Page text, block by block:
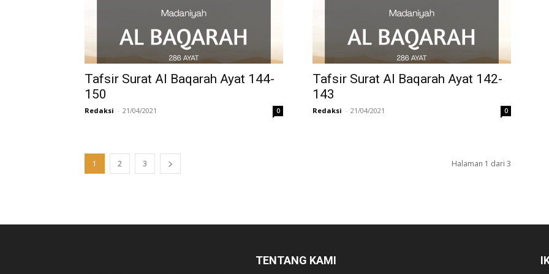
Tafsir Surat Al Baqarah Ayat 144-
150
Redaksi - 21/04/2021 0
Tafsir Surat Al Baqarah Ayat 142-
143
Redaksi - 21/04/2021 0
1 2 3 Halaman 1 dari 3
TENTANG KAMI